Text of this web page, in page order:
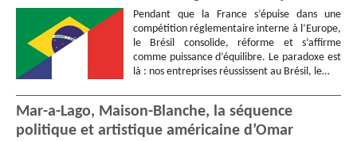
Pendant que la France s’épuise dans une
compétition réglementaire interne à l’Europe,
le Brésil consolide, réforme et s’affirme
comme puissance d’équilibre. Le paradoxe est
là : nos entreprises réussissent au Brésil, le…
Mar-a-Lago, Maison-Blanche, la séquence
politique et artistique américaine d’Omar